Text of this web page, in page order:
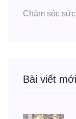
Chăm sóc
Bài viết